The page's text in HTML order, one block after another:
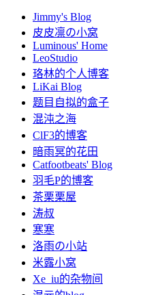
Jimmy's Blog
皮皮凛の小窝
Luminous' Home
LeoStudio
珞林的个人博客
LiKai Blog
题目自拟的盒子
混沌之海
ClF3的博客
暗雨冥的花田
Catfootbeats' Blog
羽毛P的博客
茶栗栗屋
涛叔
寒寒
洛雨の小站
米露小窝
Xe_iu的杂物间